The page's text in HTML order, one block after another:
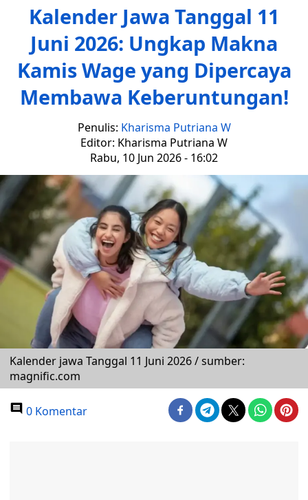
Kalender Jawa Tanggal 11
Juni 2026: Ungkap Makna
Kamis Wage yang Dipercaya
Membawa Keberuntungan!
Penulis: Kharisma Putriana W
Editor: Kharisma Putriana W
Rabu, 10 Jun 2026 - 16:02
Kalender jawa Tanggal 11 Juni 2026 / sumber:
magnific.com
0 Komentar